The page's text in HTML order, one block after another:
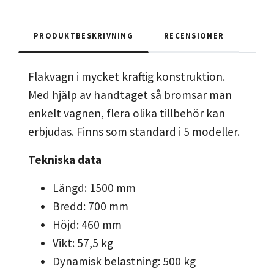
PRODUKTBESKRIVNING RECENSIONER
Flakvagn i mycket kraftig konstruktion.
Med hjälp av handtaget så bromsar man
enkelt vagnen, flera olika tillbehör kan
erbjudas. Finns som standard i 5 modeller.
Tekniska data
Längd: 1500 mm
Bredd: 700 mm
Höjd: 460 mm
Vikt: 57,5 kg
Dynamisk belastning: 500 kg